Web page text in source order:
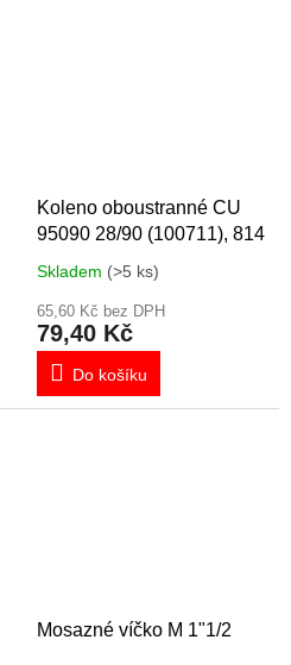
Koleno oboustranné CU
95090 28/90 (100711), 814
Skladem (>5 ks)
65,60 Kč bez DPH
79,40 Kč
Do košíku
Mosazné víčko M 1"1/2